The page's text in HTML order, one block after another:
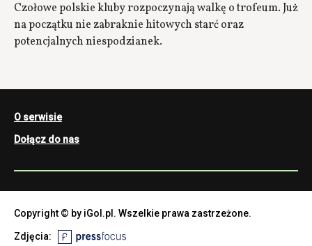
Czołowe polskie kluby rozpoczynają walkę o trofeum. Już
na początku nie zabraknie hitowych starć oraz
potencjalnych niespodzianek.
O serwisie
Dołącz do nas
Copyright © by iGol.pl. Wszelkie prawa zastrzeżone.
Zdjęcia: